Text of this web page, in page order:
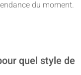
du moment.
quel style de